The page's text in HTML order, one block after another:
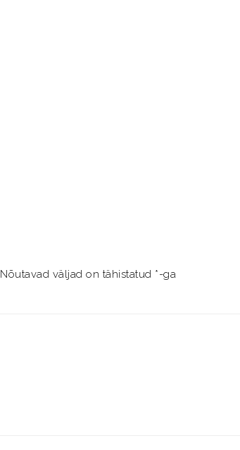
Nõutavad väljad on tähistatud *-ga